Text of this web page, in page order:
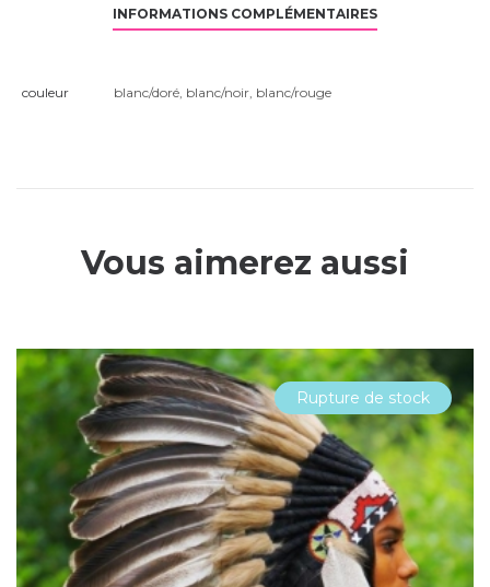
INFORMATIONS COMPLÉMENTAIRES
couleur blanc/doré, blanc/noir, blanc/rouge
Vous aimerez aussi
Rupture de stock